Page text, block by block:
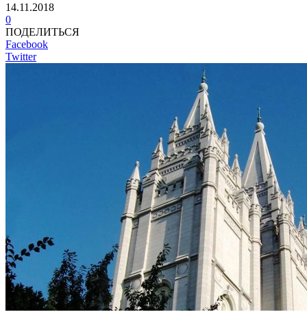
14.11.2018
0
ПОДЕЛИТЬСЯ
Facebook
Twitter